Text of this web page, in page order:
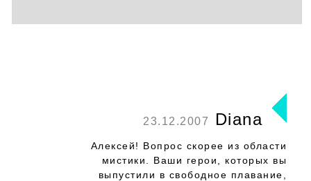
23.12.2007 Diana
Алексей! Вопрос скорее из области
мистики. Ваши герои, которых вы
выпустили в свободное плавание,